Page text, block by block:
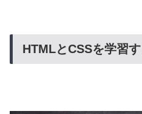
HTMLとCSSを学習